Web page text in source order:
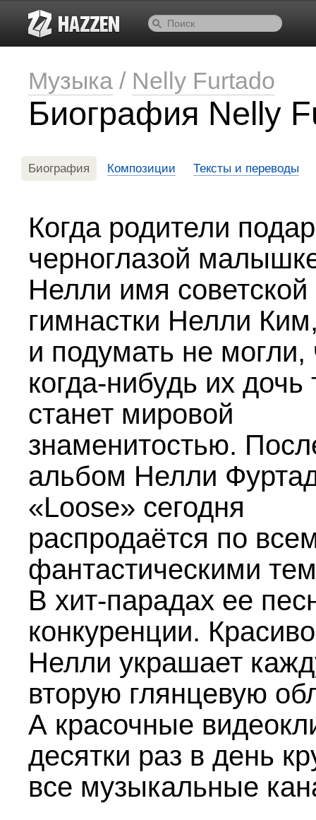
Музыка / Nelly Furtado
Биография Nelly
Биография Композиции Тексты и переводы
Когда родители
черноглазой
Нелли имя советской
гимнастки Нелли
и подумать не могли,
когда-нибудь их дочь
станет мировой
знаменитостью.
альбом Нелли
«Loose» сегодня
распродаётся по
фантастическими
В хит-парадах ее
конкуренции.
Нелли украшает
вторую глянцевую
А красочные
десятки раз в день
все музыкальные